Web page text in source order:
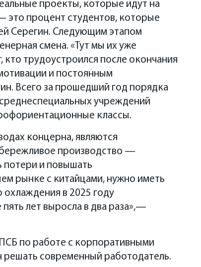
проекты, которые идут на
это процент студентов, которые
Серегин. Следующим этапом
смена. «Тут мы их уже
трудоустроился после окончания
и постоянным
Всего за прошедший год порядка
учреждений
классы.
концерна, являются
бережливое производство —
потери и повышать
рынке с китайцами, нужно иметь
в 2025 году
лет выросла в два раза»,—
по работе с корпоративными
решать современный работодатель.